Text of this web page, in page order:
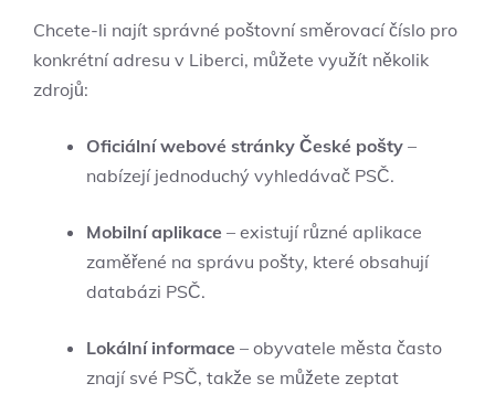
Chcete-li najít správné poštovní směrovací číslo pro
konkrétní adresu v Liberci, můžete využít několik
zdrojů:
Oficiální webové stránky České pošty –
nabízejí jednoduchý vyhledávač PSČ.
Mobilní aplikace – existují různé aplikace
zaměřené na správu pošty, které obsahují
databázi PSČ.
Lokální informace – obyvatele města často
znají své PSČ, takže se můžete zeptat